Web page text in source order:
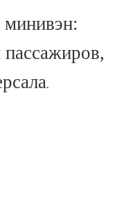
минивэн:
пассажиров,
.